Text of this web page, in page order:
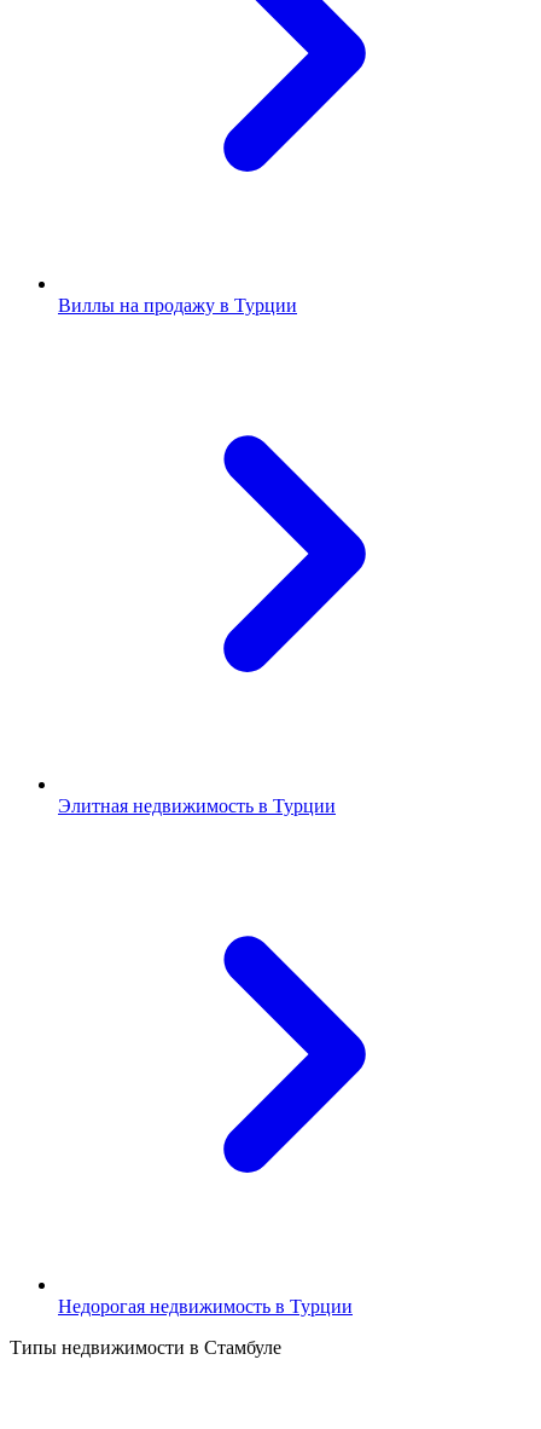
Виллы на продажу в Турции
Элитная недвижимость в Турции
Недорогая недвижимость в Турции
Типы недвижимости в Стамбуле